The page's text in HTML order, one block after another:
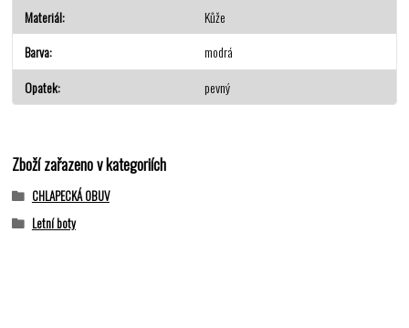
Materiál
Kůže
Barva
modrá
Opatek
pevný
Zboží zařazeno v kategoriích
CHLAPECKÁ OBUV
Letní boty